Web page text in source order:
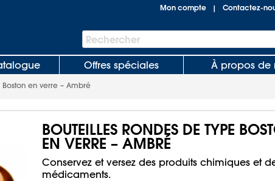
Mon compte | Contactez-
Barre
de
recherche
Rechercher
Offres spéciales À propos de
en verre – Ambré
BOUTEILLES RONDES DE TYPE
EN VERRE – AMBRÉ
Conservez et versez des produits chimiques et
médicaments.